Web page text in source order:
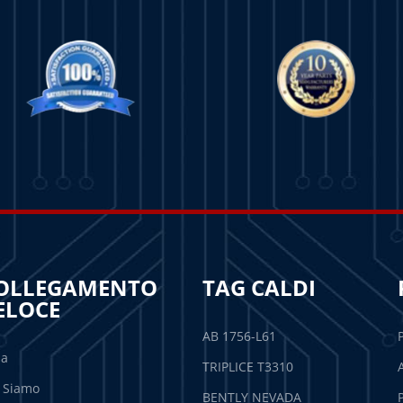
TAG CALDI
AB 1756-L61
TRIPLICE T3310
BENTLY NEVADA